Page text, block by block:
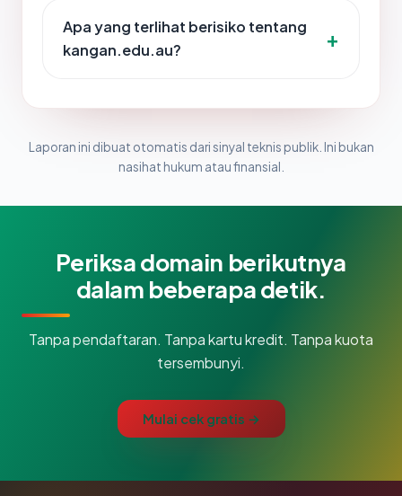
Apa yang terlihat berisiko tentang
kangan.edu.au?
Laporan ini dibuat otomatis dari sinyal teknis publik. Ini bukan
nasihat hukum atau finansial.
Periksa domain berikutnya
dalam beberapa detik.
Tanpa pendaftaran. Tanpa kartu kredit. Tanpa kuota
tersembunyi.
Mulai cek gratis →